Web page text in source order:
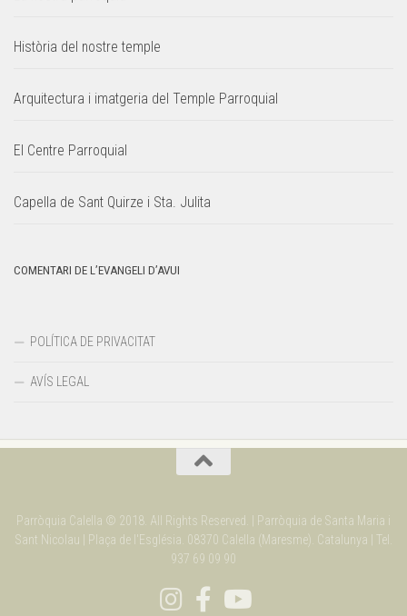
Història del nostre temple
Arquitectura i imatgeria del Temple Parroquial
El Centre Parroquial
Capella de Sant Quirze i Sta. Julita
COMENTARI DE L’EVANGELI D’AVUI
POLÍTICA DE PRIVACITAT
AVÍS LEGAL
Parròquia Calella © 2018. All Rights Reserved. | Parròquia de Santa Maria i
Sant Nicolau | Plaça de l'Església. 08370 Calella (Maresme). Catalunya | Tel.
937 69 09 90